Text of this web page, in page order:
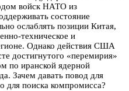
войск НАТО из
состояние
ослаблять позиции Китая,
техническое и
Однако действия США
достигнутого «перемирия»
по иранской ядерной
Зачем давать повод для
для поиска компромисса?